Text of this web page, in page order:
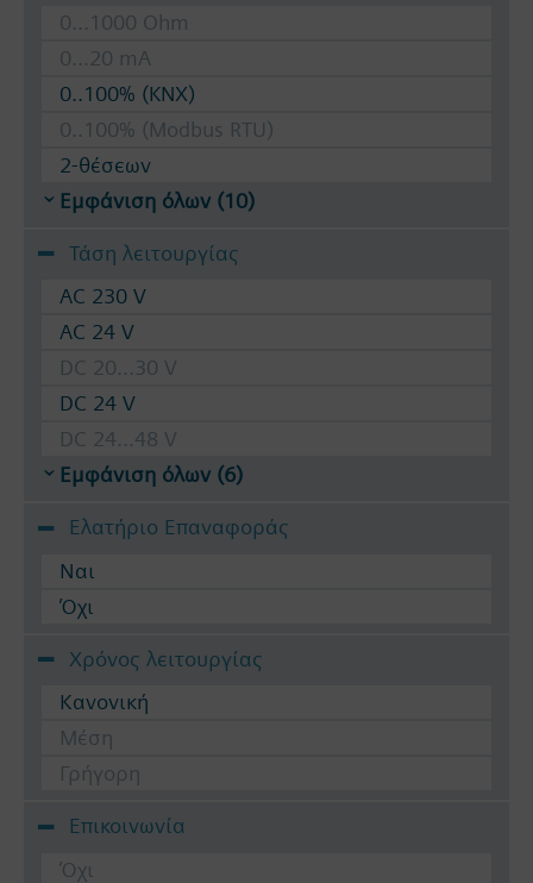
0...1000 Ohm
0...20 mA
0..100% (KNX)
0..100% (Modbus RTU)
2-θέσεων
Εμφάνιση όλων (10)
Τάση λειτουργίας
AC 230 V
AC 24 V
DC 20...30 V
DC 24 V
DC 24...48 V
Εμφάνιση όλων (6)
Ελατήριο Επαναφοράς
Ναι
Όχι
Χρόνος λειτουργίας
Κανονική
Μέση
Γρήγορη
Επικοινωνία
Όχι